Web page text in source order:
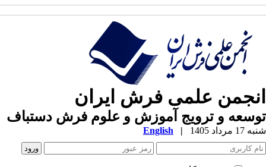
علمی فرش ایران
و ترویج آموزش و علوم فرش دستباف
مرداد 1405 |
English